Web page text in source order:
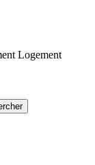
Logement